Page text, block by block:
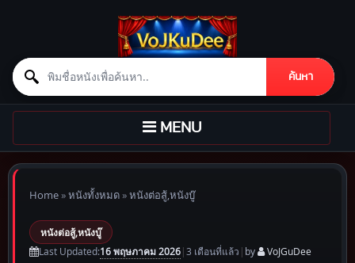
Search for:
ค้นหา
Skip to content
TOGGLE
NAVIGATION
MENU
Home»หนังทั้งหมด»หนังต่อสู้,หนังบู๊
หนังต่อสู้,หนังบู๊
Last Updated:16 พฤษภาคม 2026|3 เดือนที่แล้ว | by VoJGuDee